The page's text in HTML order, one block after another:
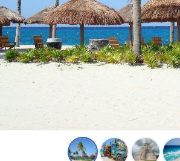
Maya i Yucatan